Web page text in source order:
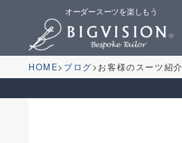
オーダースーツを楽しもう
HOME ブログ お客様のスーツ紹介